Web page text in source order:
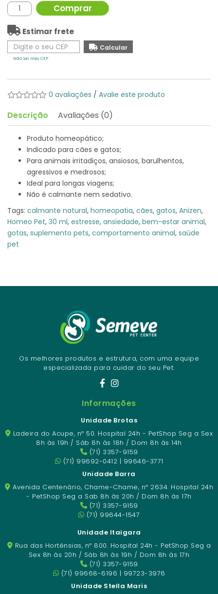
Comprar
Estimar frete
Não sei meu CEP
0 avaliações / Avalie este produto
Descrição Avaliações (0)
Produto homeopático;
Indicado para cães e gatos;
Para animais irritadiços, ansiosos, barulhentos,
agressivos e medrosos;
Ideal para longas viagens;
Não é calmante nem sedativo.
Tags: calmante natural, homeopatia, cães, gatos, Anizen,
Homeo Pet, 30 ml, estresse, ansiedade, bem-estar animal,
gotas, suplemento pets, comportamento animal, saúde
pet
Os melhores produtos e estrutura, com uma equipe
especializada para cuidar do seu Pet.
Informações
Unidade Brotas
Ladeira do Acupe, nº 50. Hospital 24h - PetShop Seg a Sex
8h às 19h / Sáb 8h às 18h / Dom 8h às 14h
(71) 3357-9159
(71) 99692-0412 | 99646-3771
Unidade Barra
Avenida Centenário, Chame-Chame, nº 2634. Hospital 24h
- PetShop Seg a Sab 8h às 20h / Dom 8h às 17h
(71) 3357-9159
(71) 99644-1547
Unidade Itaigara
Rua das Hortênsias, nº 800. Hospital 24h - PetShop Seg a
Sex 8h às 20h / Sáb 8h às 19h / Dom 8h às 17h
(71) 3357-9159
(71) 99668-6196 | 99723-3976
Unidade Stella Maris